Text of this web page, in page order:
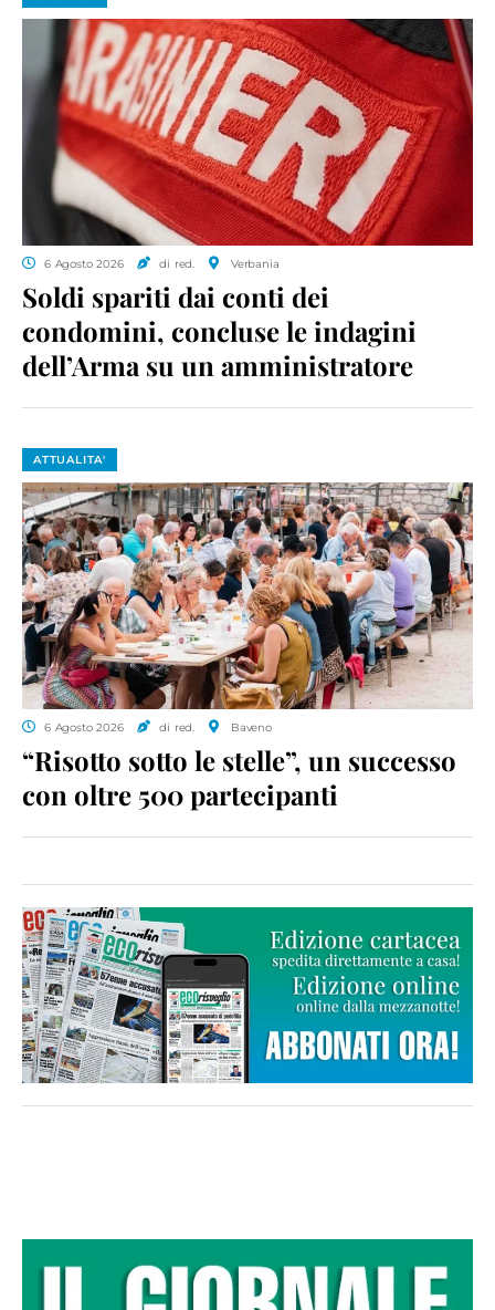
6 Agosto 2026 di red. Verbania
Soldi spariti dai conti dei
condomini, concluse le indagini
dell’Arma su un amministratore
ATTUALITA'
6 Agosto 2026 di red. Baveno
“Risotto sotto le stelle”, un successo
con oltre 500 partecipanti